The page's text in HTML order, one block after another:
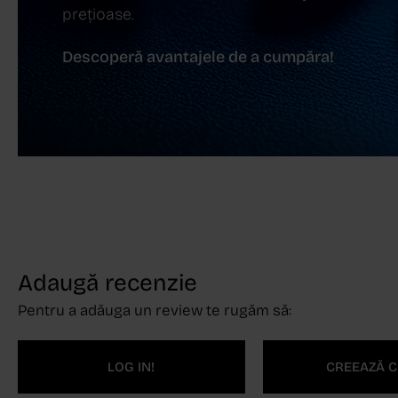
prețioase.
Descoperă avantajele de a cumpăra!
Adaugă recenzie
Pentru a adăuga un review te rugăm să:
LOG IN! CREEAZĂ